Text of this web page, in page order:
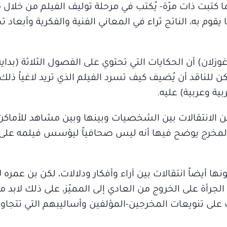
كتبت ذات مرّة- يُكتب في مرحلة توليف الفيلم من خلال
به، الناتج ثراء في المعاني الفنية والفكرية وأبعاد
أن الحكايات التي تحتوي على الفصول الثلاثة
أن يُضيف كيف تسرد الفيلم الذي تريد لاغياً ذلك
وعربية) عليه.
الانتقالات بين الشخصيات وبينها وبين مشاهد
المخرج يوضح فيها أنه ليس صحافياً ليؤسس فيلمه
أيضاً انتقالات بين آراء وأفكار ودلالات، لكن بن
على الخروج من العادي إلى المميّز، على ذلك
تنويعات المخرجين-المؤلفين وأساليبهم التي